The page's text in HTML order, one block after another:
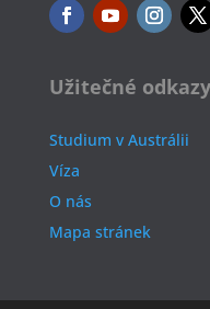
Užitečné odkazy
Studium v Austrálii
Víza
O nás
Mapa stránek